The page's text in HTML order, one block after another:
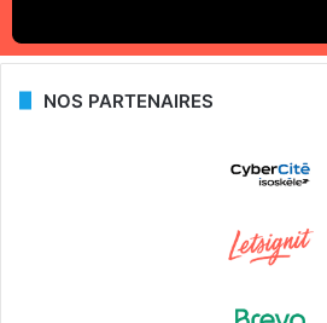
NOS PARTENAIRES